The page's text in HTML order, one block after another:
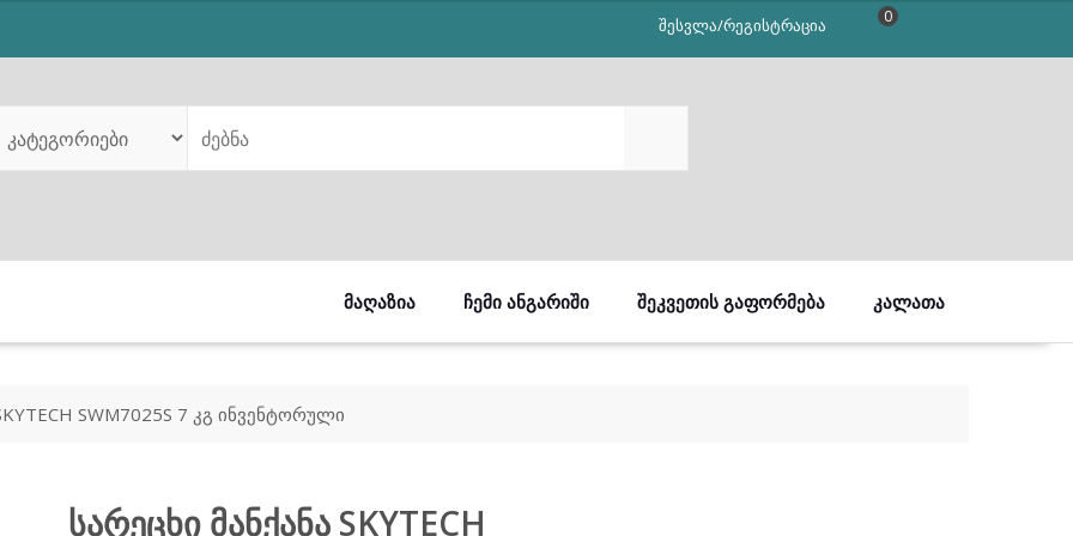
შესვლა/რეგისტრაცია 0
ᲛᲐᲦᲐᲖᲘᲐ ᲩᲔᲛᲘ ᲐᲜᲒᲐᲠᲘᲨᲘ ᲨᲔᲙᲕᲔᲗᲘᲡ ᲒᲐᲤᲝᲠᲛᲔᲑᲐ ᲙᲐᲚᲐᲗᲐ
SWM7025S 7 კგ ინვენტორული
სარეცხი მანქანა SKYTECH
₾699.00.